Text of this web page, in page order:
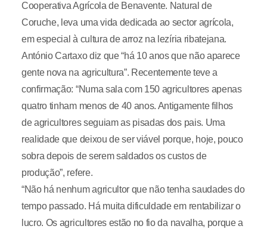
Cooperativa Agrícola de Benavente. Natural de
Coruche, leva uma vida dedicada ao sector agrícola,
em especial à cultura de arroz na lezíria ribatejana.
António Cartaxo diz que “há 10 anos que não aparece
gente nova na agricultura”. Recentemente teve a
confirmação: “Numa sala com 150 agricultores apenas
quatro tinham menos de 40 anos. Antigamente filhos
de agricultores seguiam as pisadas dos pais. Uma
realidade que deixou de ser viável porque, hoje, pouco
sobra depois de serem saldados os custos de
produção”, refere.
“Não há nenhum agricultor que não tenha saudades do
tempo passado. Há muita dificuldade em rentabilizar o
lucro. Os agricultores estão no fio da navalha, porque a